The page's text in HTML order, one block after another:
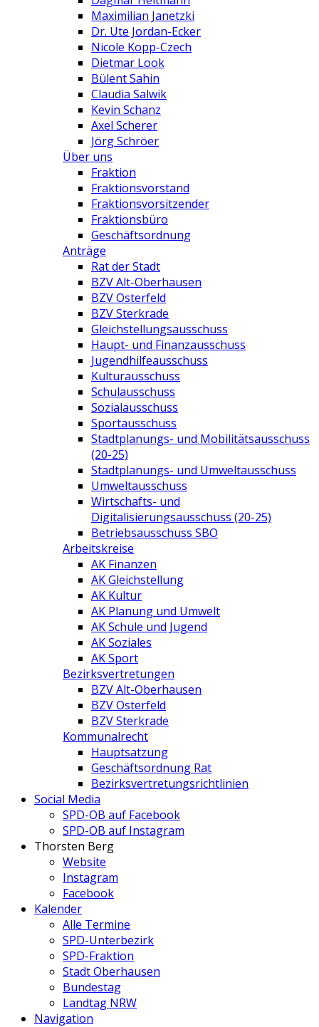
Maximilian Janetzki
Dr. Ute Jordan-Ecker
Nicole Kopp-Czech
Dietmar Look
Bülent Sahin
Claudia Salwik
Kevin Schanz
Axel Scherer
Jörg Schröer
Über uns
Fraktion
Fraktionsvorstand
Fraktionsvorsitzender
Fraktionsbüro
Geschäftsordnung
Anträge
Rat der Stadt
BZV Alt-Oberhausen
BZV Osterfeld
BZV Sterkrade
Gleichstellungsausschuss
Haupt- und Finanzausschuss
Jugendhilfeausschuss
Kulturausschuss
Schulausschuss
Sozialausschuss
Sportausschuss
Stadtplanungs- und Mobilitätsausschuss
(20-25)
Stadtplanungs- und Umweltausschuss
Umweltausschuss
Wirtschafts- und
Digitalisierungsausschuss (20-25)
Betriebsausschuss SBO
Arbeitskreise
AK Finanzen
AK Gleichstellung
AK Kultur
AK Planung und Umwelt
AK Schule und Jugend
AK Soziales
AK Sport
Bezirksvertretungen
BZV Alt-Oberhausen
BZV Osterfeld
BZV Sterkrade
Kommunalrecht
Hauptsatzung
Geschäftsordnung Rat
Bezirksvertretungs­richtlinien
Social Media
SPD-OB auf Facebook
SPD-OB auf Instagram
Thorsten Berg
Website
Instagram
Facebook
Kalender
Alle Termine
SPD-Unterbezirk
SPD-Fraktion
Stadt Oberhausen
Bundestag
Landtag NRW
Navigation